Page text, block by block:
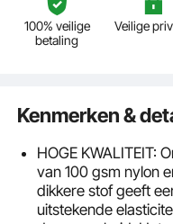
100% veilige
betaling
Veilige
Kenmerken &
HOGE KWALITEIT:
van 100 gsm nylon
dikkere stof geeft
uitstekende